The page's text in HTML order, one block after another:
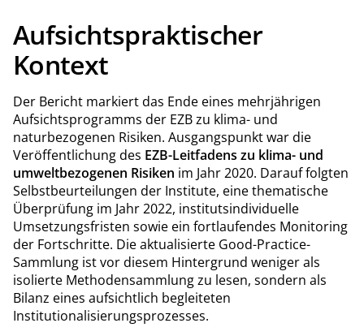
Aufsichtspraktischer
Kontext
Der Bericht markiert das Ende eines mehrjährigen
Aufsichtsprogramms der EZB zu klima- und
naturbezogenen Risiken. Ausgangspunkt war die
Veröffentlichung des EZB-Leitfadens zu klima- und
umweltbezogenen Risiken im Jahr 2020. Darauf folgten
Selbstbeurteilungen der Institute, eine thematische
Überprüfung im Jahr 2022, institutsindividuelle
Umsetzungsfristen sowie ein fortlaufendes Monitoring
der Fortschritte. Die aktualisierte Good-Practice-
Sammlung ist vor diesem Hintergrund weniger als
isolierte Methodensammlung zu lesen, sondern als
Bilanz eines aufsichtlich begleiteten
Institutionalisierungsprozesses.